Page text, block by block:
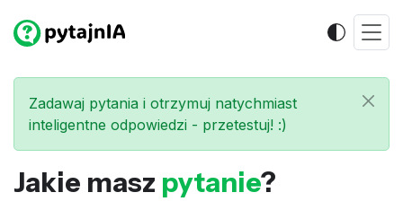
Zadawaj pytania i otrzymuj natychmiast
inteligentne odpowiedzi - przetestuj! :)
Jakie masz pytanie?